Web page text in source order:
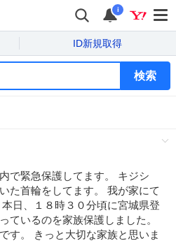
i
ID新規取得
検索
で緊急保護してます。 キジシ
た首輪をしてます。 我が家にて
日、１８時３０分頃に宮城県登
ているのを家族保護しました。
す。 きっと大切な家族と思いま